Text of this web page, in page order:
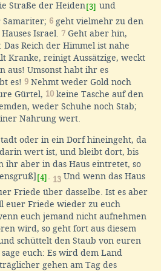
Straße der Heiden [3] und
Samariter; 6 geht vielmehr zu den
Israel. 7 Geht aber hin,
Reich der Himmel ist nahe
Kranke, reinigt Aussätzige, weckt
aus! Umsonst habt ihr es
es! 9 Nehmt weder Gold noch
Gürtel, 10 keine Tasche auf den
weder Schuhe noch Stab;
Nahrung wert.
oder in ein Dorf hineingeht, da
wert ist, und bleibt dort, bis
ihr aber in das Haus eintretet, so
[4] 13 Und wenn das Haus
Friede über dasselbe. Ist es aber
euer Friede wieder zu euch
euch jemand nicht aufnehmen
wird, so geht fort aus diesem
schüttelt den Staub von euren
euch: Es wird dem Land
gehen am Tag des